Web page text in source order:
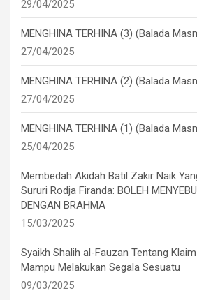
29/04/2025
MENGHINA TERHINA (3) (Balada
27/04/2025
MENGHINA TERHINA (2) (Balada
27/04/2025
MENGHINA TERHINA (1) (Balada
25/04/2025
Membedah Akidah Batil Zakir Naik
Sururi Rodja Firanda: BOLEH
DENGAN BRAHMA
15/03/2025
Syaikh Shalih al-Fauzan Tentang
Mampu Melakukan Segala Sesuatu
09/03/2025